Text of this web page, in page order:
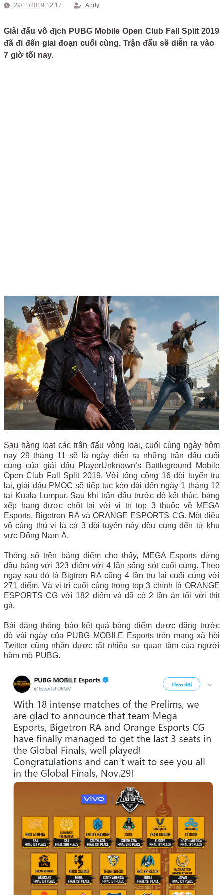
29/11/2019 12:17 Andy
Giải đấu vô địch PUBG Mobile Open Club Fall Split 2019
đã đi đến giai đoạn cuối cùng. Trận đấu sẽ diễn ra vào
7 giờ tối nay.
Sau hàng loạt các trận đấu vòng loại, cuối cùng ngày hôm
nay 29 tháng 11 sẽ là ngày diễn ra những trận đấu cuối
cùng của giải đấu PlayerUnknown’s Battleground Mobile
Open Club Fall Split 2019. Với tổng cộng 16 đội tuyển trụ
lại, giải đấu PMOC sẽ tiếp tục kéo dài đến ngày 1 tháng 12
tại Kuala Lumpur. Sau khi trận đấu trước đó kết thúc, bảng
xếp hạng được chốt lại với vị trí top 3 thuộc về MEGA
Esports, Bigetron RA và ORANGE ESPORTS CG. Một điều
vô cùng thú vị là cả 3 đội tuyển này đều cùng đến từ khu
vực Đông Nam Á.
Thông số trên bảng điểm cho thấy, MEGA Esports đứng
đầu bảng với 323 điểm với 4 lần sống sót cuối cùng. Theo
ngay sau đó là Bigtron RA cũng 4 lần trụ lại cuối cùng với
271 điểm. Và vị trí cuối cùng trong top 3 chính là ORANGE
ESPORTS CG với 182 điểm và đã có 2 lần ăn tối với thịt
gà.
Bài đăng thông báo kết quả bảng điểm được đăng trước
đó vài ngày của PUBG MOBILE Esports trên mạng xã hội
Twitter cũng nhận được rất nhiều sự quan tâm của người
hâm mộ PUBG.